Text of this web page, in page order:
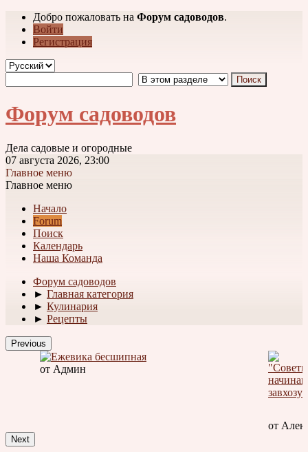
Добро пожаловать на Форум садоводов.
Войти
Регистрация
Форум садоводов
Дела садовые и огородные
07 августа 2026, 23:00
Главное меню
Главное меню
Начало
Forum
Поиск
Календарь
Наша Команда
Форум садоводов
► Главная категория
► Кулинария
► Рецепты
Previous
от Админ
от
Next